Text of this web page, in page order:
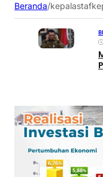
Beranda/